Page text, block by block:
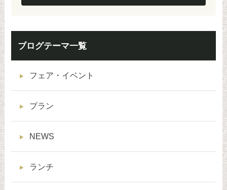
ブログテーマ一覧
フェア・イベント
プラン
NEWS
ランチ